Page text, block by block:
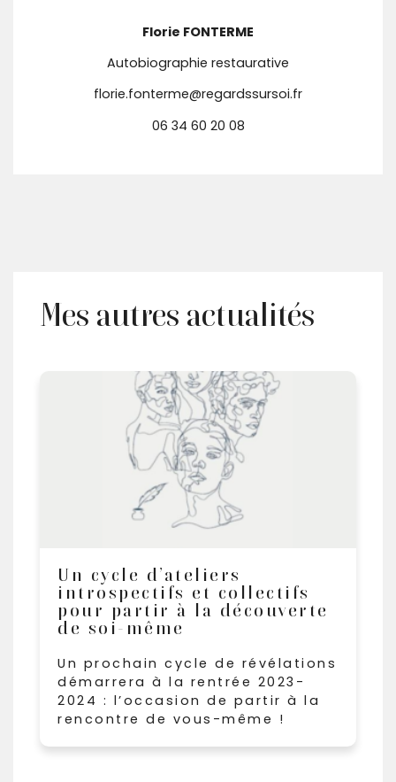
Florie FONTERME
Autobiographie restaurative
florie.fonterme@regardssursoi.fr
06 34 60 20 08
Mes autres actualités
Un cycle d’ateliers
introspectifs et collectifs
pour partir à la découverte
de soi-même
Un prochain cycle de révélations
démarrera à la rentrée 2023-
2024 : l’occasion de partir à la
rencontre de vous-même !